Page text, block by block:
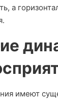
а
имеют